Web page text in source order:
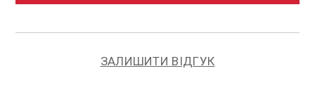
ЗАЛИШИТИ ВІДГУК